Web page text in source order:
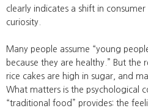
clearly indicates a shift in
curiosity.
Many people assume “young
because they are healthy.” But the
rice cakes are high in sugar, and
What matters is the psychological
“traditional food” provides: the